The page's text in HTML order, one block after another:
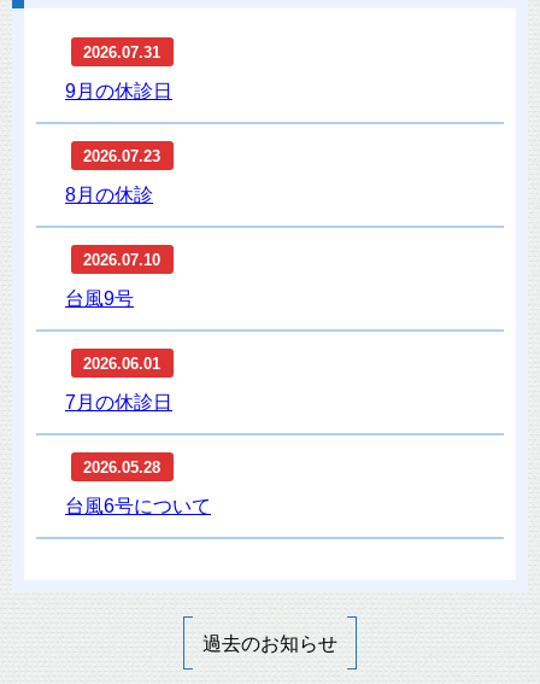
2026.07.31
9月の休診日
2026.07.23
8月の休診
2026.07.10
台風9号
2026.06.01
7月の休診日
2026.05.28
台風6号について
過去のお知らせ